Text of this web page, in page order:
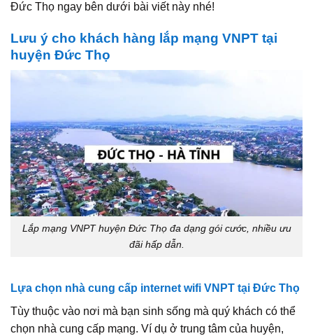
Đức Thọ ngay bên dưới bài viết này nhé!
Lưu ý cho khách hàng lắp mạng VNPT tại
huyện Đức Thọ
Lắp mạng VNPT huyện Đức Thọ đa dạng gói cước, nhiều ưu
đãi hấp dẫn.
Lựa chọn nhà cung cấp internet wifi VNPT tại Đức Thọ
Tùy thuộc vào nơi mà bạn sinh sống mà quý khách có thể
chọn nhà cung cấp mạng. Ví dụ ở trung tâm của huyện,